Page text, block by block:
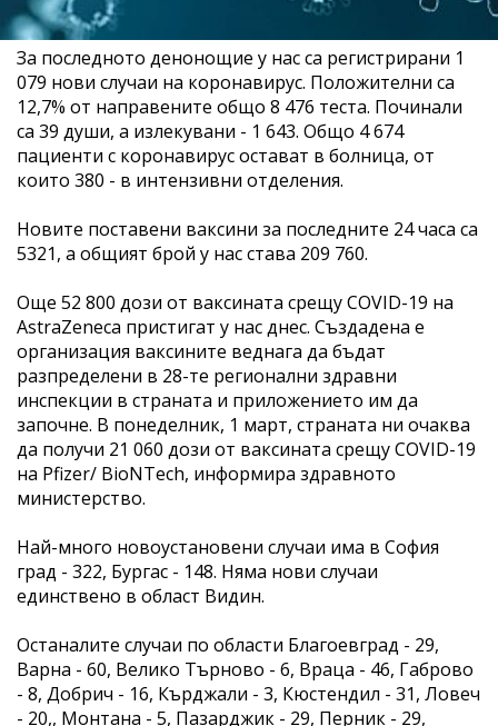
За последното денонощие у нас са регистрирани 1
079 нови случаи на коронавирус. Положителни са
12,7% от направените общо 8 476 теста. Починали
са 39 души, а излекувани - 1 643. Общо 4 674
пациенти с коронавирус остават в болница, от
които 380 - в интензивни отделения.
Новите поставени ваксини за последните 24 часа са
5321, а общият брой у нас става 209 760.
Още 52 800 дози от ваксината срещу COVID-19 на
AstraZeneca пристигат у нас днес. Създадена е
организация ваксините веднага да бъдат
разпределени в 28-те регионални здравни
инспекции в страната и приложението им да
започне. В понеделник, 1 март, страната ни очаква
да получи 21 060 дози от ваксината срещу COVID-19
на Pfizer/ BioNTech, информира здравното
министерство.
Най-много новоустановени случаи има в София
град - 322, Бургас - 148. Няма нови случаи
единствено в област Видин.
Останалите случаи по области Благоевград - 29,
Варна - 60, Велико Търново - 6, Враца - 46, Габрово
- 8, Добрич - 16, Кърджали - 3, Кюстендил - 31, Ловеч
- 20,, Монтана - 5, Пазарджик - 29, Перник - 29,